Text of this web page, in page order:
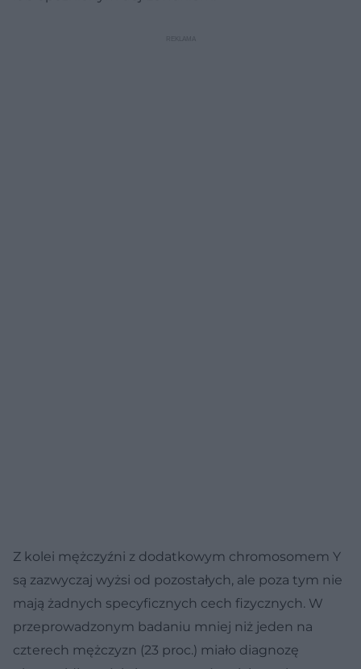
Z kolei mężczyźni z dodatkowym chromosomem Y
są zazwyczaj wyżsi od pozostałych, ale poza tym nie
mają żadnych specyficznych cech fizycznych. W
przeprowadzonym badaniu mniej niż jeden na
czterech mężczyzn (23 proc.) miało diagnozę